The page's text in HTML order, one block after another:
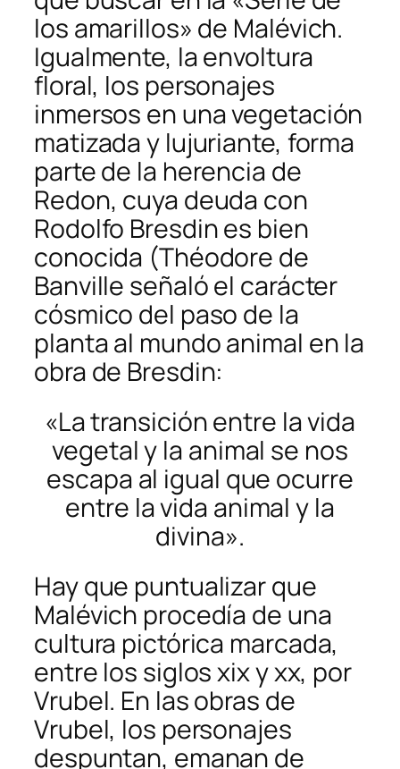
los amarillos» de Malévich.
Igualmente, la envoltura
floral, los personajes
inmersos en una vegetación
matizada y lujuriante, forma
parte de la herencia de
Redon, cuya deuda con
Rodolfo Bresdin es bien
conocida (Théodore de
Banville señaló el carácter
cósmico del paso de la
planta al mundo animal en la
obra de Bresdin:
«La transición entre la vida
vegetal y la animal se nos
escapa al igual que ocurre
entre la vida animal y la
divina».
Hay que puntualizar que
Malévich procedía de una
cultura pictórica marcada,
entre los siglos xix y xx, por
Vrubel. En las obras de
Vrubel, los personajes
despuntan, emanan de